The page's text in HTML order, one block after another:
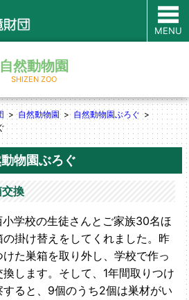
MENU
自然動物園
SHIZEN ZOO
自然動物園
自然動物園ぶろぐ
物園ぶろぐ
換
小学校の生徒さんとご家族30名ほ
掛け替えをしてくれました。 昨
た巣箱を取り外し、学校で作っ
します。そして、1年間取りつけ
ると、9個のうち2個は巣材がい